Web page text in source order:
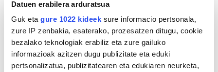
Datuen erabilera arduratsua
Guk eta gure 1022 kideek sure informacio pertsonala,
zure IP zenbakia, esaterako, prozesatzen ditugu, cookie
bezalako teknologiak erabiliz eta zure gailuko
informazioak azitzen dugu publizitate eta eduki
pertsonalizatua, publizitatearen eta edukiaren neurketa,